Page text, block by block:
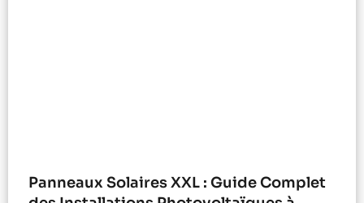
Panneaux Solaires XXL : Guide Complet